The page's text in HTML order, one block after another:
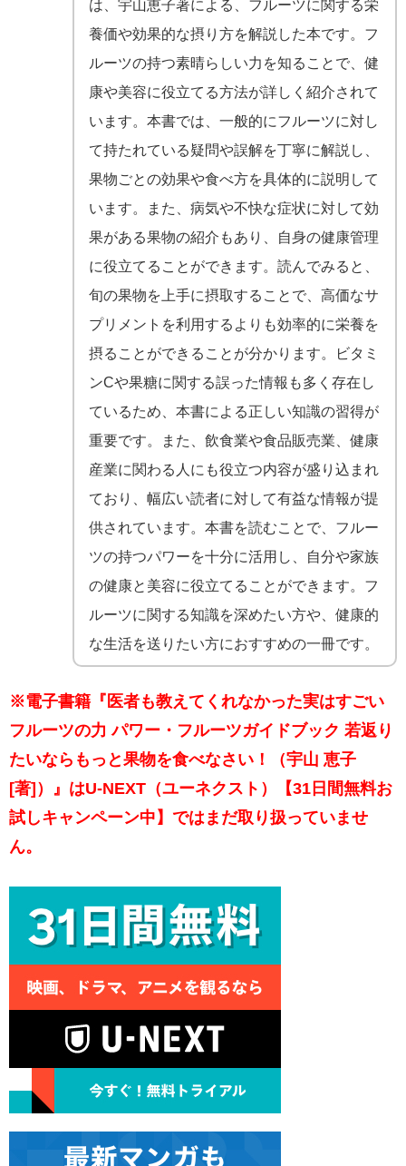
は、宇山恵子著による、フルーツに関する栄
養価や効果的な摂り方を解説した本です。フ
ルーツの持つ素晴らしい力を知ることで、健
康や美容に役立てる方法が詳しく紹介されて
います。本書では、一般的にフルーツに対し
て持たれている疑問や誤解を丁寧に解説し、
果物ごとの効果や食べ方を具体的に説明して
います。また、病気や不快な症状に対して効
果がある果物の紹介もあり、自身の健康管理
に役立てることができます。読んでみると、
旬の果物を上手に摂取することで、高価なサ
プリメントを利用するよりも効率的に栄養を
摂ることができることが分かります。ビタミ
ンCや果糖に関する誤った情報も多く存在し
ているため、本書による正しい知識の習得が
重要です。また、飲食業や食品販売業、健康
産業に関わる人にも役立つ内容が盛り込まれ
ており、幅広い読者に対して有益な情報が提
供されています。本書を読むことで、フルー
ツの持つパワーを十分に活用し、自分や家族
の健康と美容に役立てることができます。フ
ルーツに関する知識を深めたい方や、健康的
な生活を送りたい方におすすめの一冊です。
※電子書籍『医者も教えてくれなかった実はすごい
フルーツの力 パワー・フルーツガイドブック 若返り
たいならもっと果物を食べなさい！（宇山 恵子
[著]）』はU-NEXT（ユーネクスト）【31日間無料お
試しキャンペーン中】ではまだ取り扱っていませ
ん。